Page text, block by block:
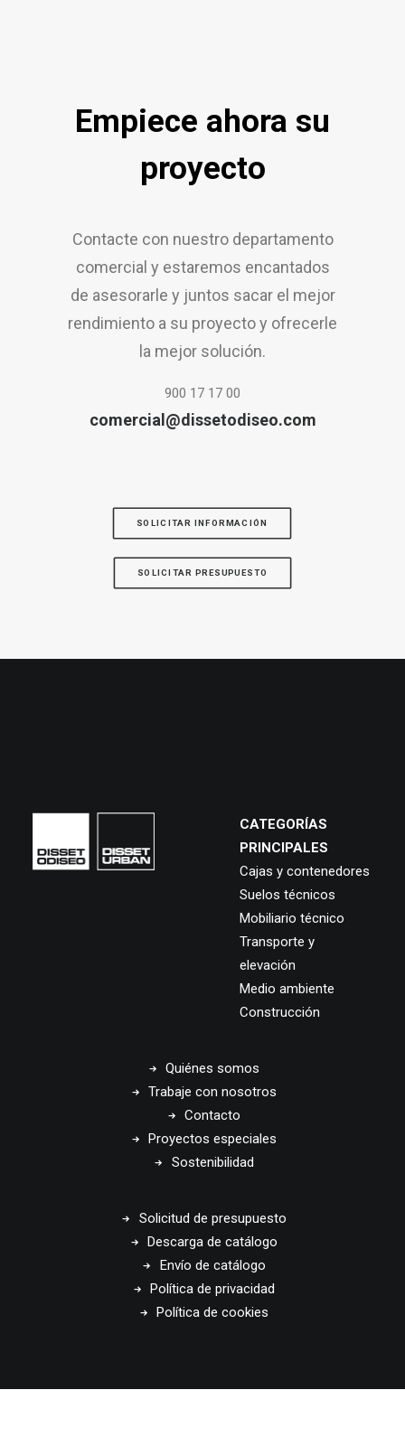
Empiece ahora su
proyecto
Contacte con nuestro departamento
comercial y estaremos encantados
de asesorarle y juntos sacar el mejor
rendimiento a su proyecto y ofrecerle
la mejor solución.
900 17 17 00
comercial@dissetodiseo.com
SOLICITAR INFORMACIÓN
SOLICITAR PRESUPUESTO
CATEGORÍAS
PRINCIPALES
Cajas y contenedores
Suelos técnicos
Mobiliario técnico
Transporte y
elevación
Medio ambiente
Construcción
Quiénes somos
Trabaje con nosotros
Contacto
Proyectos especiales
Sostenibilidad
Solicitud de presupuesto
Descarga de catálogo
Envío de catálogo
Política de privacidad
Política de cookies